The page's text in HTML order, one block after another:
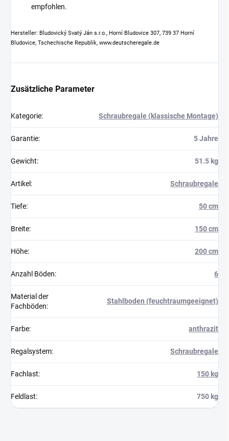
empfohlen.
Hersteller: Bludovický Svatý Ján s.r.o., Horní Bludovice 307, 739 37 Horní
Bludovice, Tschechische Republik, www.deutscheregale.de
Zusätzliche Parameter
Kategorie: Schraubregale (klassische Montage)
Garantie: 5 Jahre
Gewicht: 51.5 kg
Artikel : Schraubregale
Tiefe: 50 cm
Breite: 150 cm
Höhe: 200 cm
Anzahl Böden: 6
Material der
Fachböden:
Stahlboden (feuchtraumgeeignet)
Farbe: anthrazit
Regalsystem: Schraubregale
Fachlast: 150 kg
Feldlast: 750 kg